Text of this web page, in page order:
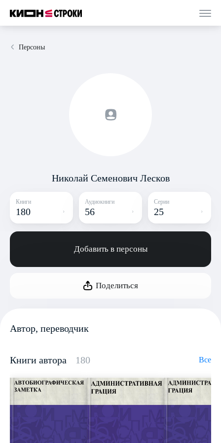
Персоны
Николай Семенович Лесков
Книги
180
Аудиокниги
56
Серии
25
Добавить в персоны
Поделиться
Автор, переводчик
Книги автора 180 Все